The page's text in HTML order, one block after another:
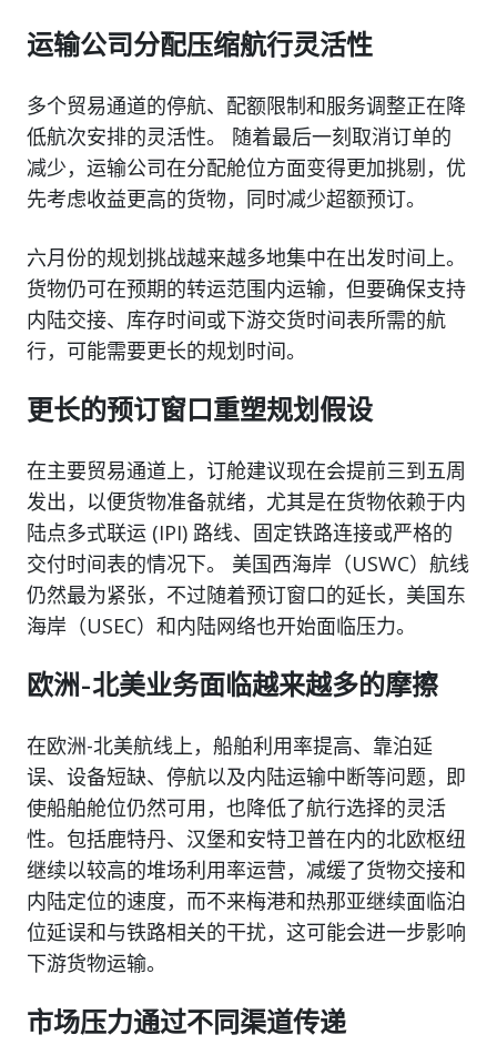
运输公司分配压缩航行灵活性
多个贸易通道的停航、配额限制和服务调整正在降
低航次安排的灵活性。 随着最后一刻取消订单的
减少，运输公司在分配舱位方面变得更加挑剔，优
先考虑收益更高的货物，同时减少超额预订。
六月份的规划挑战越来越多地集中在出发时间上。
货物仍可在预期的转运范围内运输，但要确保支持
内陆交接、库存时间或下游交货时间表所需的航
行，可能需要更长的规划时间。
更长的预订窗口重塑规划假设
在主要贸易通道上，订舱建议现在会提前三到五周
发出，以便货物准备就绪，尤其是在货物依赖于内
陆点多式联运 (IPI) 路线、固定铁路连接或严格的
交付时间表的情况下。 美国西海岸（USWC）航线
仍然最为紧张，不过随着预订窗口的延长，美国东
海岸（USEC）和内陆网络也开始面临压力。
欧洲-北美业务面临越来越多的摩擦
在欧洲-北美航线上，船舶利用率提高、靠泊延
误、设备短缺、停航以及内陆运输中断等问题，即
使船舶舱位仍然可用，也降低了航行选择的灵活
性。包括鹿特丹、汉堡和安特卫普在内的北欧枢纽
继续以较高的堆场利用率运营，减缓了货物交接和
内陆定位的速度，而不来梅港和热那亚继续面临泊
位延误和与铁路相关的干扰，这可能会进一步影响
下游货物运输。
市场压力通过不同渠道传递